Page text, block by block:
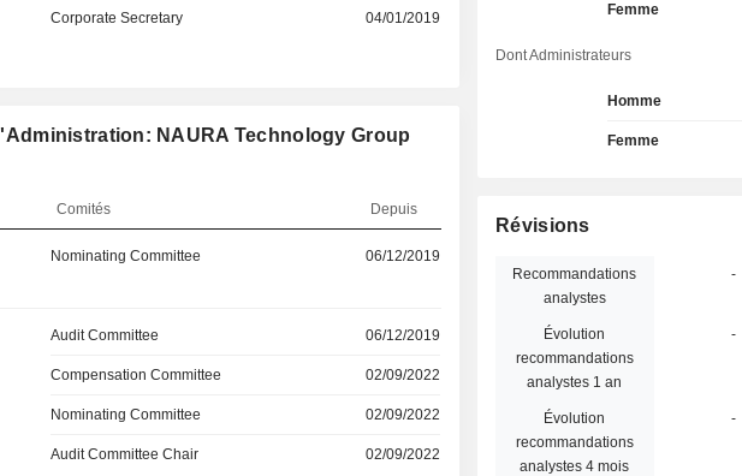
Corporate Secretary 04/01/2019
NAURA Technology Group
Comités Depuis
Nominating Committee 06/12/2019
Audit Committee 06/12/2019
Compensation Committee 02/09/2022
Nominating Committee 02/09/2022
Audit Committee Chair 02/09/2022
Femme
Dont Administrateurs
Homme
Femme
Révisions
Recommandations
analystes
-
Évolution
recommandations
analystes 1 an
-
Évolution
recommandations
analystes 4 mois
-